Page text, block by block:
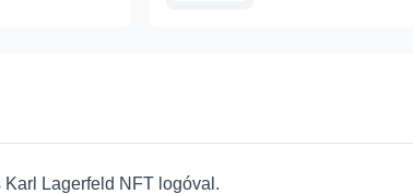
Lagerfeld NFT logóval.